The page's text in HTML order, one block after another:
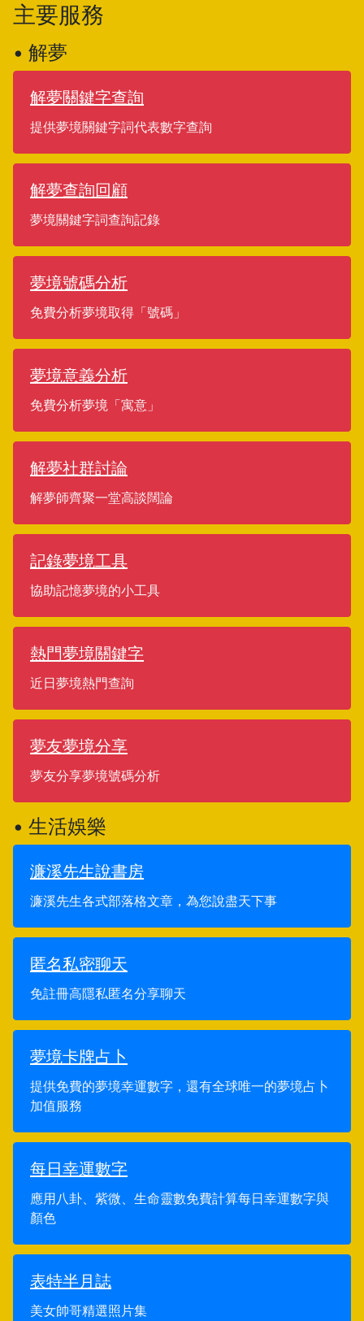
主要服務
• 解夢
解夢關鍵字查詢
提供夢境關鍵字詞代表數字查詢
解夢查詢回顧
夢境關鍵字詞查詢記錄
夢境號碼分析
免費分析夢境取得「號碼」
夢境意義分析
免費分析夢境「寓意」
解夢社群討論
解夢師齊聚一堂高談闊論
記錄夢境工具
協助記憶夢境的小工具
熱門夢境關鍵字
近日夢境熱門查詢
夢友夢境分享
夢友分享夢境號碼分析
• 生活娛樂
濂溪先生說書房
濂溪先生各式部落格文章，為您說盡天下事
匿名私密聊天
免註冊高隱私匿名分享聊天
夢境卡牌占卜
提供免費的夢境幸運數字，還有全球唯一的夢境占卜
加值服務
每日幸運數字
應用八卦、紫微、生命靈數免費計算每日幸運數字與
顏色
表特半月誌
美女帥哥精選照片集